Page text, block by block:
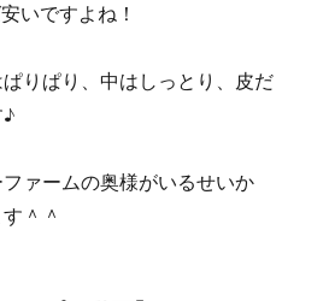
いですよね！
りぱり、中はしっとり、皮だ
ァームの奥様がいるせいか
＾＾